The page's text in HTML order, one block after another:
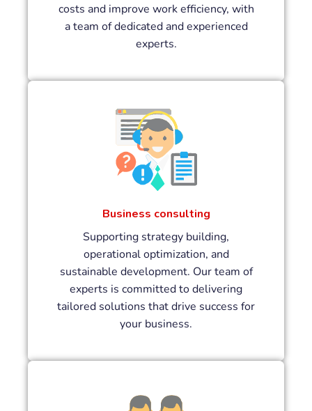
costs and improve work efficiency, with
a team of dedicated and experienced
experts.
Business consulting
Supporting strategy building,
operational optimization, and
sustainable development. Our team of
experts is committed to delivering
tailored solutions that drive success for
your business.